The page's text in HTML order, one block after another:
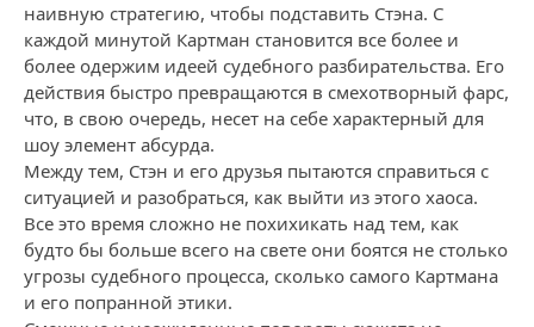
наивную стратегию, чтобы подставить Стэна. С
каждой минутой Картман становится все более и
более одержим идеей судебного разбирательства. Его
действия быстро превращаются в смехотворный фарс,
что, в свою очередь, несет на себе характерный для
шоу элемент абсурда.
Между тем, Стэн и его друзья пытаются справиться с
ситуацией и разобраться, как выйти из этого хаоса.
Все это время сложно не похихикать над тем, как
будто бы больше всего на свете они боятся не столько
угрозы судебного процесса, сколько самого Картмана
и его попранной этики.